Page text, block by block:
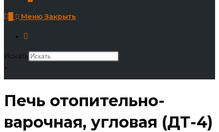
Меню Закрыть
Искать
×
Печь отопительно-
варочная, угловая (ДТ-4)